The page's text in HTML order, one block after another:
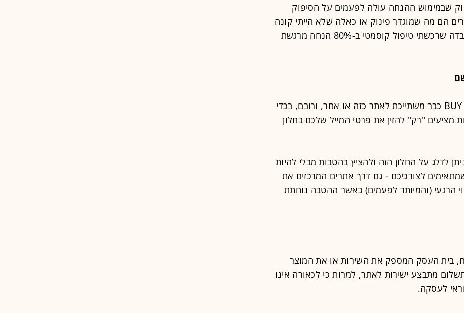
שבמימוש ההנחה עולה לפעמים על הסיפוק
הם מה שמוגדר פינוק או כאלה שלא הייתי קונה
אלמלא היו בהנחה, אבל עצם העובדה שרכשתי טיפול קוסמטי ב-80% הנחה מרגשת
כמעט כל ואריאציה למילה דיל, או BUY כבר משתייכת לאתר כזה או אחר, ורובם, בכדי
"רק" להזין את פרטי המייל שלכם בחלון
לדלג על החלון הזה ולהציץ בהטבות מבלי להיות
לצורכיכם - גם דרך אתרים המרכזים את
הרגעי (והמיותר לפעמים) כאשר ההטבה נוחתת
בית העסק המספק את השירות או את המוצר
מתבצע ישירות לאתר, למרות כי לכאורה אינו
לעסקה.